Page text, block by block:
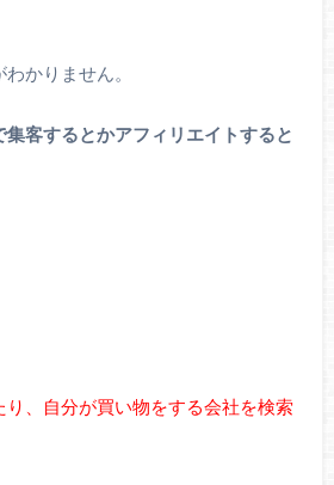
かりません。
集客するとかアフィリエイトすると
り、自分が買い物をする会社を検索